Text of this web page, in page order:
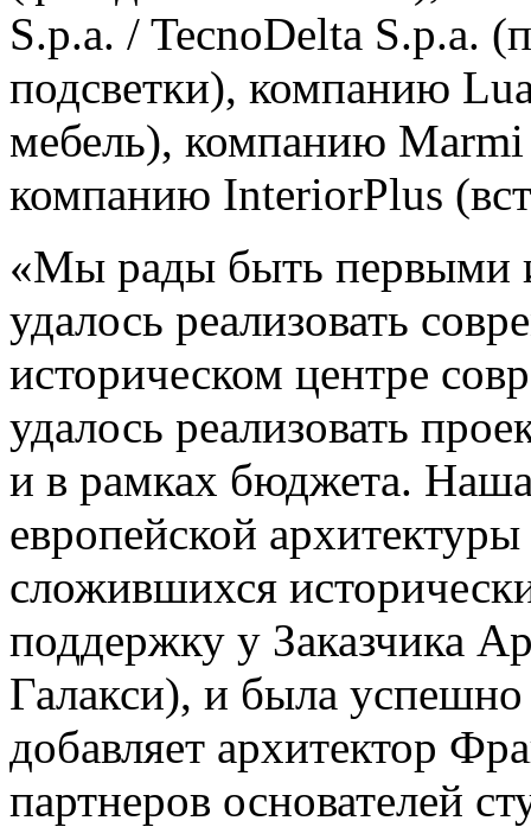
S.p.a. / TecnoDelta S.p.a.
подсветки), компанию
мебель), компанию
компанию InteriorPlus
«Мы рады быть первыми
удалось реализовать
историческом центре
удалось реализовать
и в рамках бюджета.
европейской
сложившихся
поддержку у Заказчика
Галакси), и была
добавляет архитектор
партнеров основателей